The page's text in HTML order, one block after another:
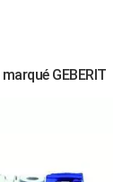
GEBERIT